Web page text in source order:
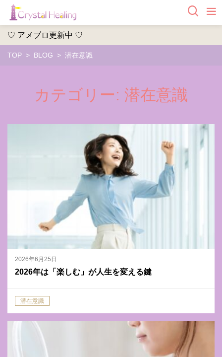
♡ アメブロ更新中 ♡
TOP BLOG 潜在意識
カテゴリー: 潜在意識
2026年6月25日
2026年は「楽しむ」が人生を変える鍵
潜在意識